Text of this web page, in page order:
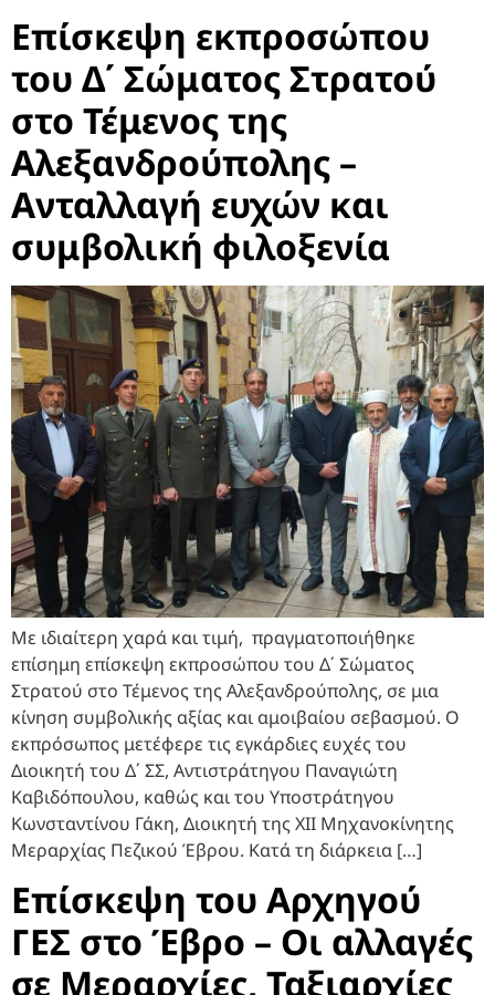
Επίσκεψη εκπροσώπου
του Δ΄ Σώματος Στρατού
στο Τέμενος της
Αλεξανδρούπολης –
Ανταλλαγή ευχών και
συμβολική φιλοξενία
Με ιδιαίτερη χαρά και τιμή, πραγματοποιήθηκε
επίσημη επίσκεψη εκπροσώπου του Δ΄ Σώματος
Στρατού στο Τέμενος της Αλεξανδρούπολης, σε μια
κίνηση συμβολικής αξίας και αμοιβαίου σεβασμού. Ο
εκπρόσωπος μετέφερε τις εγκάρδιες ευχές του
Διοικητή του Δ΄ ΣΣ, Αντιστράτηγου Παναγιώτη
Καβιδόπουλου, καθώς και του Υποστράτηγου
Κωνσταντίνου Γάκη, Διοικητή της XII Μηχανοκίνητης
Μεραρχίας Πεζικού Έβρου. Κατά τη διάρκεια […]
Επίσκεψη του Αρχηγού
ΓΕΣ στο Έβρο – Οι αλλαγές
σε Μεραρχίες, Ταξιαρχίες